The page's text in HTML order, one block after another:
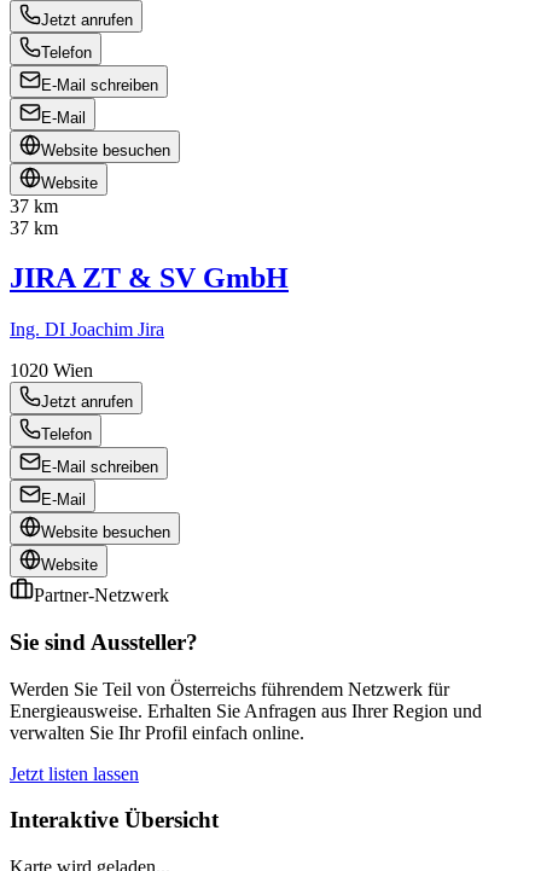
Jetzt anrufen
Telefon
E-Mail schreiben
E-Mail
Website besuchen
Website
37 km
37 km
JIRA ZT & SV GmbH
Ing. DI Joachim Jira
1020 Wien
Jetzt anrufen
Telefon
E-Mail schreiben
E-Mail
Website besuchen
Website
Partner-Netzwerk
Sie sind Aussteller?
Werden Sie Teil von Österreichs führendem Netzwerk für
Energieausweise. Erhalten Sie Anfragen aus Ihrer Region und
verwalten Sie Ihr Profil einfach online.
Jetzt listen lassen
Interaktive Übersicht